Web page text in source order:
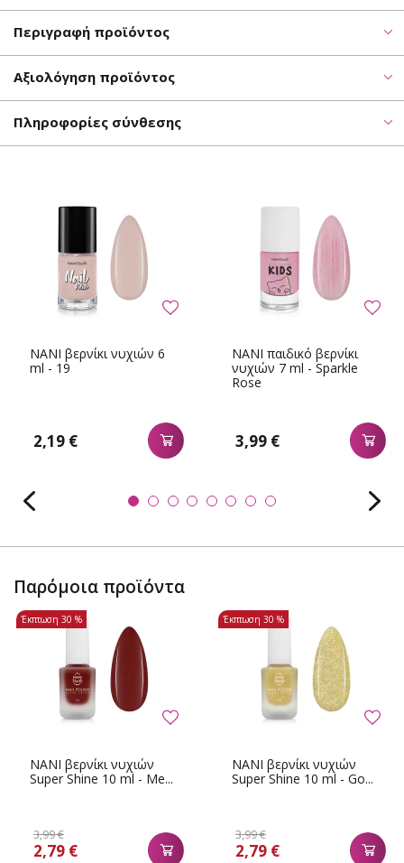
Περιγραφή προϊόντος
Αξιολόγηση προϊόντος
Πληροφορίες σύνθεσης
NANI βερνίκι νυχιών 6
ml - 19
2,19 €
NANI παιδικό βερνίκι
νυχιών 7 ml - Sparkle
Rose
3,99 €
Παρόμοια προϊόντα
NANI βερνίκι νυχιών
Super Shine 10 ml - Me...
3,99 €
2,79 €
Έκπτωση 30 %
NANI βερνίκι νυχιών
Super Shine 10 ml - Go...
3,99 €
2,79 €
Έκπτωση 30 %